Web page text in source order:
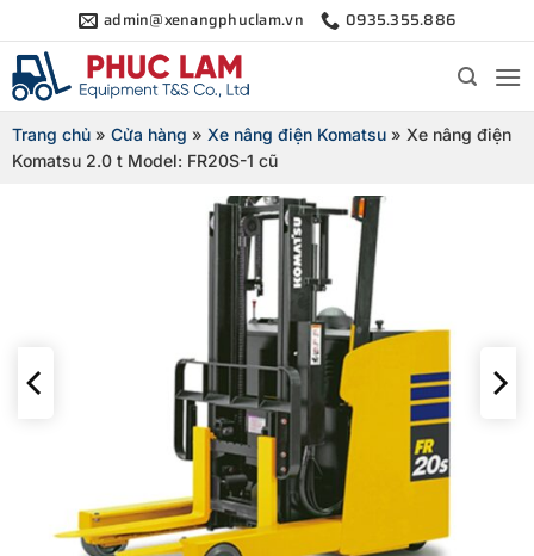
qua
nội
dung
admin@xenangphuclam.vn 0935.355.886
Trang chủ » Cửa hàng » Xe nâng điện Komatsu » Xe nâng điện
Komatsu 2.0 t Model: FR20S-1 cũ